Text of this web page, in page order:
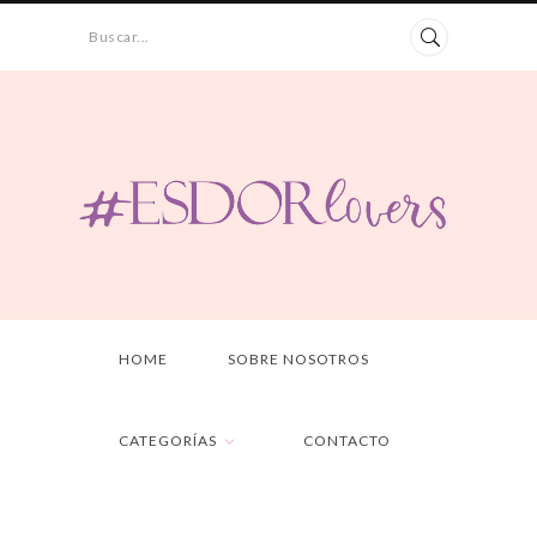
Buscar...
HOME SOBRE NOSOTROS
CATEGORÍAS CONTACTO